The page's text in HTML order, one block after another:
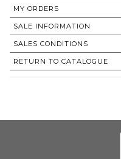
MY ORDERS
SALE INFORMATION
SALES CONDITIONS
RETURN TO CATALOGUE